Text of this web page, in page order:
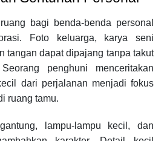
bagi benda-benda personal
Foto keluarga, karya seni
tangan dapat dipajang tanpa takut
penghuni menceritakan
dari perjalanan menjadi fokus
ruang tamu.
lampu-lampu kecil, dan